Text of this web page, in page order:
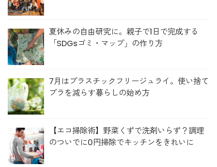
夏休みの自由研究に。親子で1日で完成する
「SDGsゴミ・マップ」の作り方
7月はプラスチックフリージュライ。使い捨て
プラを減らす暮らしの始め方
【エコ掃除術】野菜くずで洗剤いらず？調理
のついでに0円掃除でキッチンをきれいに